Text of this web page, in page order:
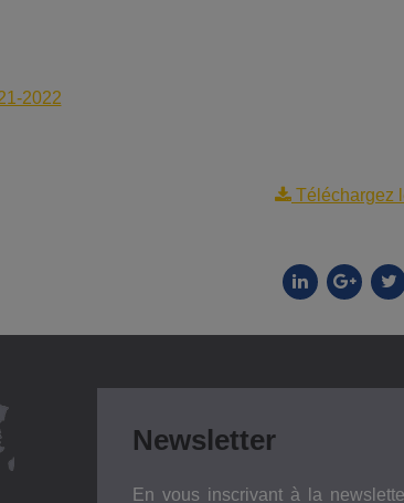
2022
Téléchargez
Newsletter
En vous inscrivant à la